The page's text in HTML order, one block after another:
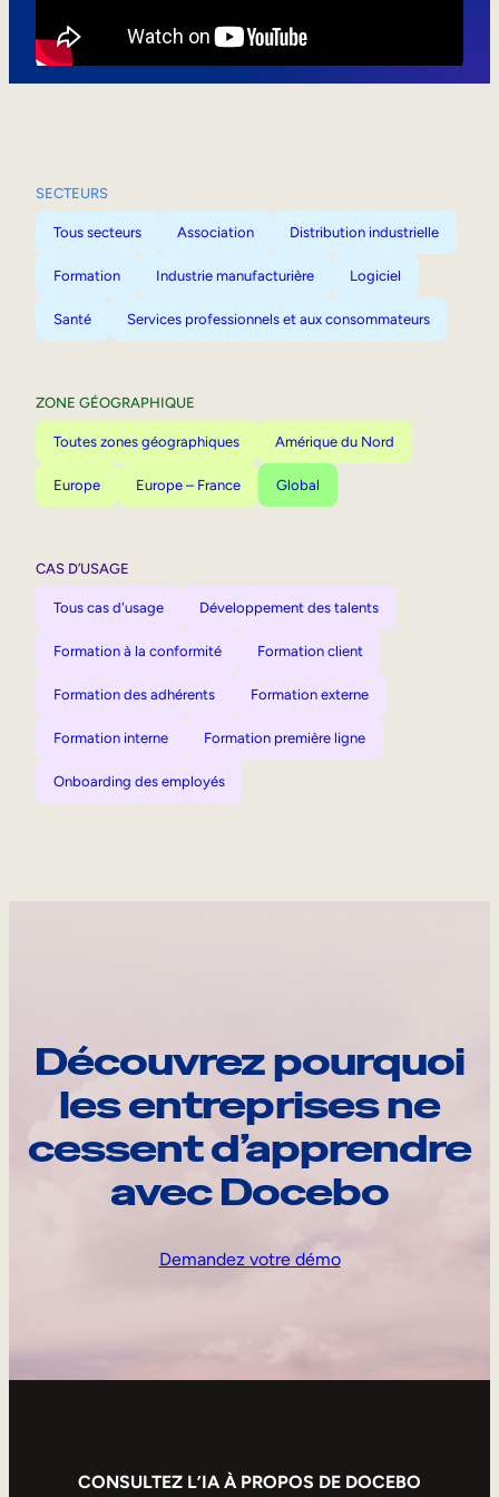
SECTEURS
Tous secteurs Association Distribution industrielle
Formation Industrie manufacturière Logiciel
Santé Services professionnels et aux consommateurs
ZONE GÉOGRAPHIQUE
Toutes zones géographiques Amérique du Nord
Europe Europe – France Global
CAS D’USAGE
Tous cas d'usage Développement des talents
Formation à la conformité Formation client
Formation des adhérents Formation externe
Formation interne Formation première ligne
Onboarding des employés
Découvrez pourquoi
les entreprises ne
cessent d’apprendre
avec Docebo
Demandez votre démo
CONSULTEZ L’IA À PROPOS DE DOCEBO